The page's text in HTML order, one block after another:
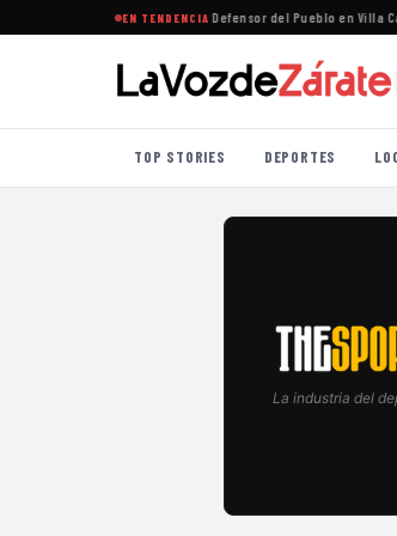
EN TENDENCIA
que la oposición designe al Defensor del Pueblo en Villa
TOP STORIES DEPORTES
La industria del